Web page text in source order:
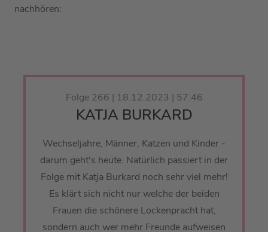
nachhören:
Folge 266 | 18.12.2023 | 57:46
KATJA BURKARD
Wechseljahre, Männer, Katzen und Kinder -
darum geht's heute. Natürlich passiert in der
Folge mit Katja Burkard noch sehr viel mehr!
Es klärt sich nicht nur welche der beiden
Frauen die schönere Lockenpracht hat,
sondern auch wer mehr Freunde aufweisen